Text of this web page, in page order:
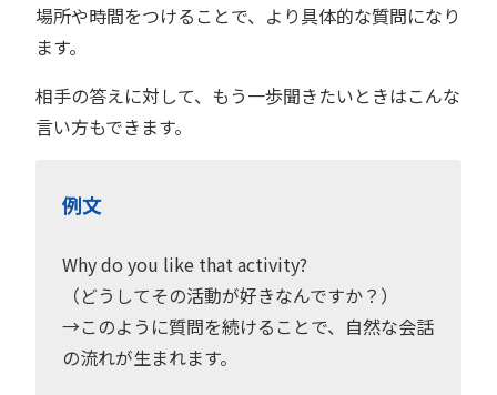
場所や時間をつけることで、より具体的な質問になり
ます。
相手の答えに対して、もう一歩聞きたいときはこんな
言い方もできます。
例文
Why do you like that activity?
（どうしてその活動が好きなんですか？）
→このように質問を続けることで、自然な会話
の流れが生まれます。